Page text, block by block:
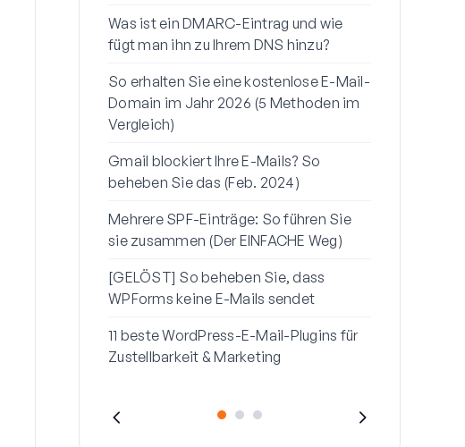
Was ist ein DMARC-Eintrag und wie
fügt man ihn zu Ihrem DNS hinzu?
So erhalten Sie eine kostenlose E-Mail-
Domain im Jahr 2026 (5 Methoden im
Vergleich)
Gmail blockiert Ihre E-Mails? So
beheben Sie das (Feb. 2024)
Mehrere SPF-Einträge: So führen Sie
sie zusammen (Der EINFACHE Weg)
[GELÖST] So beheben Sie, dass
WPForms keine E-Mails sendet
11 beste WordPress-E-Mail-Plugins für
Zustellbarkeit & Marketing